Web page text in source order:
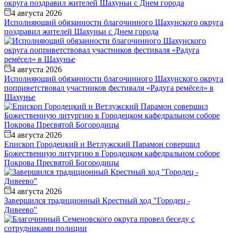
4 августа 2026
Исполняющий обязанности благочинного Шахунского округа
поздравил жителей Шахуньи с Днем города
4 августа 2026
Исполняющий обязанности благочинного Шахунского округа
поприветствовал участников фестиваля «Радуга ремёсел» в
Шахунье
4 августа 2026
Епископ Городецкий и Ветлужский Парамон совершил
Божественную литургию в Городецком кафедральном соборе
Покрова Пресвятой Богородицы
4 августа 2026
Завершился традиционный Крестный ход "Городец -
Дивеево"